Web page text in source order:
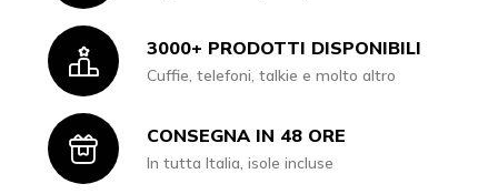
Icon3000+ PRODOTTI DISPONIBILI
Cuffie, telefoni, talkie e molto altro
IconCONSEGNA IN 48 ORE
In tutta Italia, isole incluse